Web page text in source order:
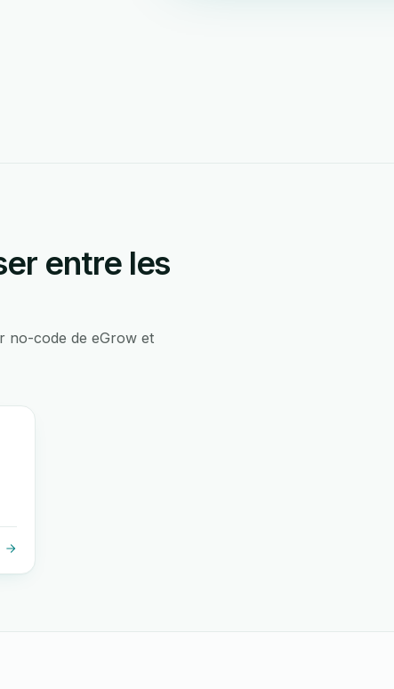
entre les
no-code de eGrow et